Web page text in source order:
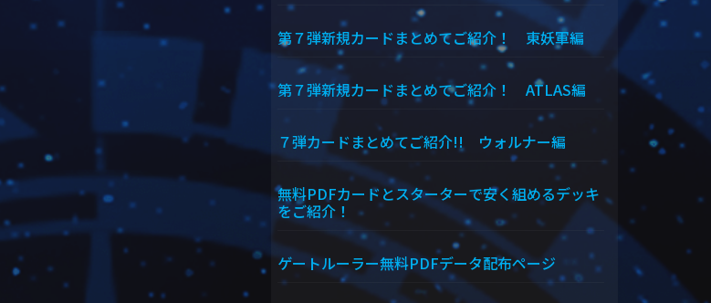
第７弾新規カードまとめてご紹介！ 東妖軍編
第７弾新規カードまとめてご紹介！ ATLAS編
７弾カードまとめてご紹介!! ウォルナー編
無料PDFカードとスターターで安く組めるデッキ
をご紹介！
ゲートルーラー無料PDFデータ配布ページ